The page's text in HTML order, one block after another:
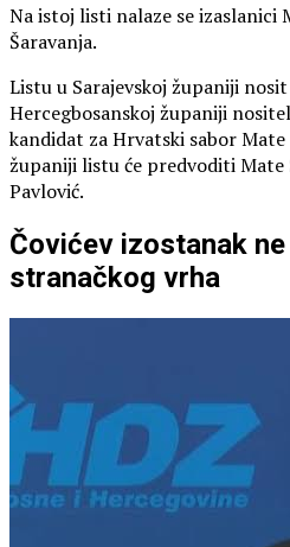
Na istoj listi nalaze se izaslanici
Šaravanja.
Listu u Sarajevskoj županiji
Hercegbosanskoj županiji
kandidat za Hrvatski sabor Mate
županiji listu će predvoditi Mate
Pavlović.
Čovićev izostanak
stranačkog vrha